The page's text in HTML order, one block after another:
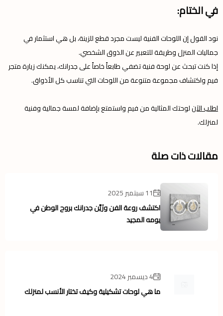
في الختام:
نود القول إن اللوحات الفنية ليست مجرد قطع للزينة، بل هي استثمار في
جماليات المنزل وطريقة للتعبير عن الذوق الشخصي.
إذا كنت تبحث عن لوحة فنية تضفي طابعاً خاصاً على جدرانك، يمكنك زيارة متجر
فيم واكتشاف مجموعة متنوعة من اللوحات التي تناسب كل الأذواق.
اطلب الآنلوحتك المثالية من فيم واستمتع بإضافة لمسة جمالية وفنية
لمنزلك.
مقالات ذات صلة
11 سبتمبر 2025
اكتشف روعة الفن وزَيِّن جدرانك بروح الوطن في
يومه المجيد
4 ديسمبر 2024
ما هي لوحات تشكيلية وكيف تختار الأنسب لمنزلك